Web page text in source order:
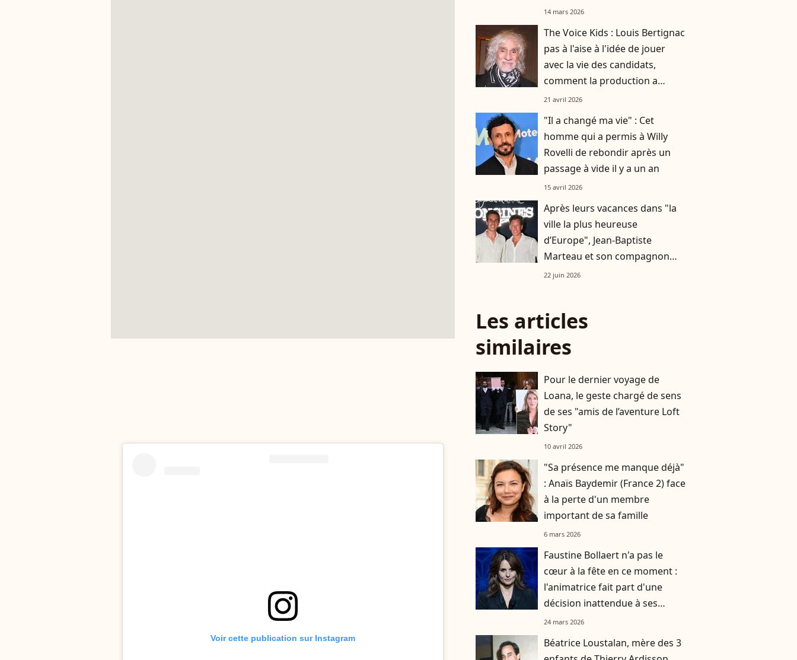
Voir cette publication sur Instagram
nuits"
14 mars 2026
The Voice Kids : Louis Bertignac
pas à l'aise à l'idée de jouer
avec la vie des candidats,
comment la production a
réussi à le faire rempiler
21 avril 2026
"Il a changé ma vie" : Cet
homme qui a permis à Willy
Rovelli de rebondir après un
passage à vide il y a un an
15 avril 2026
Après leurs vacances dans "la
ville la plus heureuse
d’Europe", Jean-Baptiste
Marteau et son compagnon
Jean s’affichent à un événement
22 juin 2026
Les articles
similaires
Pour le dernier voyage de
Loana, le geste chargé de sens
de ses "amis de l’aventure Loft
Story"
10 avril 2026
"Sa présence me manque déjà"
: Anaïs Baydemir (France 2) face
à la perte d'un membre
important de sa famille
6 mars 2026
Faustine Bollaert n'a pas le
cœur à la fête en ce moment :
l'animatrice fait part d'une
décision inattendue à ses
abonnés sur les réseaux
24 mars 2026
Béatrice Loustalan, mère des 3